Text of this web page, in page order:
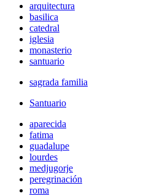
arquitectura
basilica
catedral
iglesia
monasterio
santuario
sagrada familia
Santuario
aparecida
fatima
guadalupe
lourdes
medjugorje
peregrinación
roma